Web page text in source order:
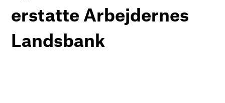
erstatte Arbejdernes
Landsbank